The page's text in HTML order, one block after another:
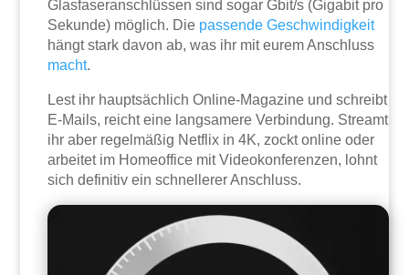
Glasfaseranschlüssen sind sogar Gbit/s (Gigabit pro
Sekunde) möglich. Die passende Geschwindigkeit
hängt stark davon ab, was ihr mit eurem Anschluss
macht.
Lest ihr hauptsächlich Online-Magazine und schreibt
E-Mails, reicht eine langsamere Verbindung. Streamt
ihr aber regelmäßig Netflix in 4K, zockt online oder
arbeitet im Homeoffice mit Videokonferenzen, lohnt
sich definitiv ein schnellerer Anschluss.